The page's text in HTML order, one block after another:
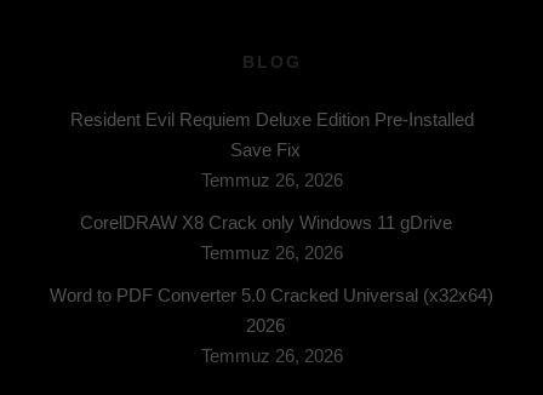
BLOG
Resident Evil Requiem Deluxe Edition Pre-Installed
Save Fix
Temmuz 26, 2026
CorelDRAW X8 Crack only Windows 11 gDrive
Temmuz 26, 2026
Word to PDF Converter 5.0 Cracked Universal (x32x64)
2026
Temmuz 26, 2026